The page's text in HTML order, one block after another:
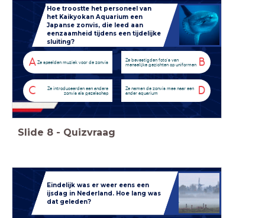
Hoe troostte het personeel van
het Kaikyokan Aquarium een
Japanse zonvis, die leed aan
eenzaamheid tijdens een tijdelijke
sluiting?
A Ze speelden muziek voor de zonvis B
Ze bevestigden foto's van
menselijke gezichten op uniformen
C
Ze introduceerden een andere
zonvis als gezelschap
D
Ze namen de zonvis mee naar een
ander aquarium
Slide 8 - Quizvraag
Eindelijk was er weer eens een
ijsdag in Nederland. Hoe lang was
dat geleden?